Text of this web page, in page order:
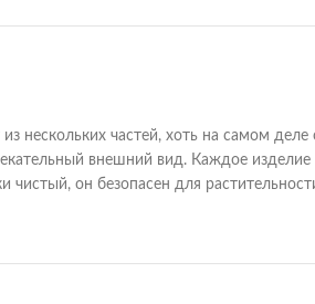
нескольких частей, хоть на самом
внешний вид. Каждое
чистый, он безопасен для